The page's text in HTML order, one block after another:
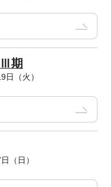
Ⅲ期
（火）
（日）